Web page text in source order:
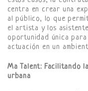
centra en crear una
al público, lo que
el artista y los
oportunidad única
actuación en un
Ma Talent: Facilitando
urbana